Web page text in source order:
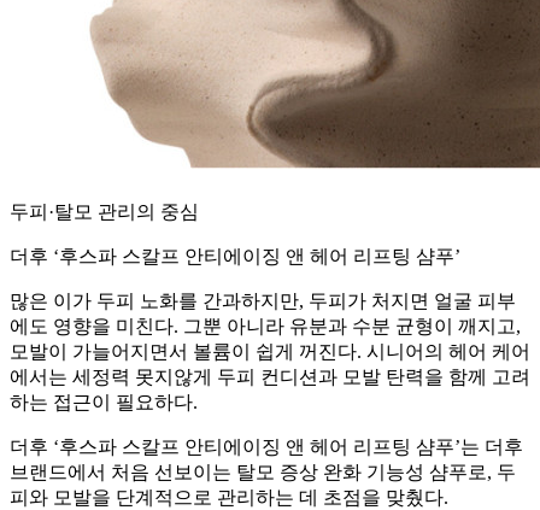
두피·탈모 관리의 중심
더후 ‘후스파 스칼프 안티에이징 앤 헤어 리프팅 샴푸’
많은 이가 두피 노화를 간과하지만, 두피가 처지면 얼굴 피부
에도 영향을 미친다. 그뿐 아니라 유분과 수분 균형이 깨지고,
모발이 가늘어지면서 볼륨이 쉽게 꺼진다. 시니어의 헤어 케어
에서는 세정력 못지않게 두피 컨디션과 모발 탄력을 함께 고려
하는 접근이 필요하다.
더후 ‘후스파 스칼프 안티에이징 앤 헤어 리프팅 샴푸’는 더후
브랜드에서 처음 선보이는 탈모 증상 완화 기능성 샴푸로, 두
피와 모발을 단계적으로 관리하는 데 초점을 맞췄다.